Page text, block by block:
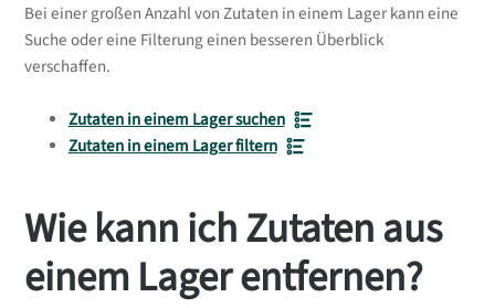
Bei einer großen Anzahl von Zutaten in einem Lager kann eine
Suche oder eine Filterung einen besseren Überblick
verschaffen.
Zutaten in einem Lager suchen
Zutaten in einem Lager filtern
Wie kann ich Zutaten aus
einem Lager entfernen?